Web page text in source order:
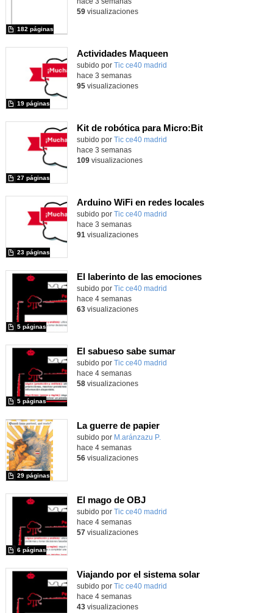
182 páginas
59visualizaciones
Actividades Maqueen
Contenido educativo.
subido por Tic ce40 madrid
19 páginas
hace 3 semanas
95visualizaciones
Kit de robótica para Micro:Bit
Contenido educativo.
subido por Tic ce40 madrid
27 páginas
hace 3 semanas
109visualizaciones
Arduino WiFi en redes locales
Contenido educativo.
subido por Tic ce40 madrid
23 páginas
hace 3 semanas
91 visualizaciones
El laberinto de las emociones
subido por Tic ce40 madrid
5 páginas
hace 4 semanas
63visualizaciones
El sabueso sabe sumar
subido por Tic ce40 madrid
5 páginas
hace 4 semanas
58visualizaciones
La guerre de papier
Contenido educativo.
subido por M.aránzazu P.
29 páginas
hace 4 semanas
56visualizaciones
El mago de OBJ
subido por Tic ce40 madrid
6 páginas
hace 4 semanas
57visualizaciones
Viajando por el sistema solar
subido por Tic ce40 madrid
hace 4 semanas
43visualizaciones